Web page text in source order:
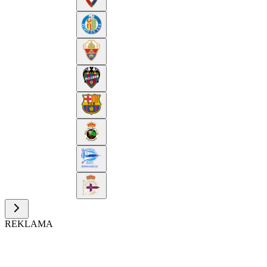
REKLAMA